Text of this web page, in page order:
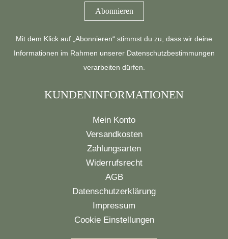
Mit dem Klick auf „Abonnieren“ stimmst du zu, dass wir deine
Informationen im Rahmen unserer Datenschutzbestimmungen
verarbeiten dürfen.
KUNDENINFORMATIONEN
Mein Konto
Versandkosten
Zahlungsarten
Widerrufsrecht
AGB
Datenschutzerklärung
Impressum
Cookie Einstellungen